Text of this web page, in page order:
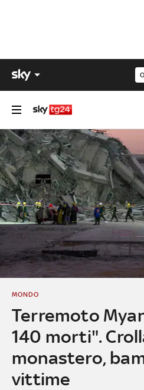
Terremoto
140 morti".
monastero,
vittime
MONDO